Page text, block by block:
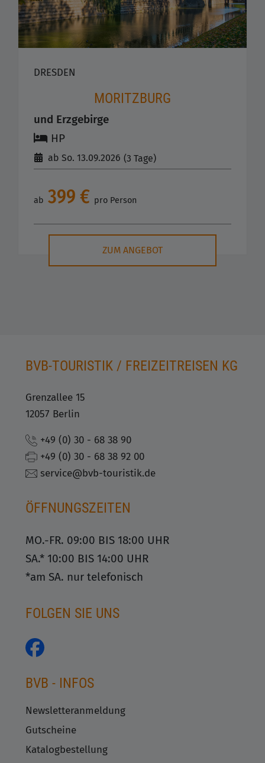
DRESDEN
MORITZBURG
und Erzgebirge
HP
ab So. 13.09.2026 (3 Tage)
ab 399 € pro Person
ZUM ANGEBOT
BVB-TOURISTIK / FREIZEITREISEN KG
Grenzallee 15
12057 Berlin
+49 (0) 30 - 68 38 90
+49 (0) 30 - 68 38 92 00
service@bvb-touristik.de
ÖFFNUNGSZEITEN
MO.-FR. 09:00 BIS 18:00 UHR
SA.* 10:00 BIS 14:00 UHR
*am SA. nur telefonisch
FOLGEN SIE UNS
BVB - INFOS
Newsletteranmeldung
Gutscheine
Katalogbestellung